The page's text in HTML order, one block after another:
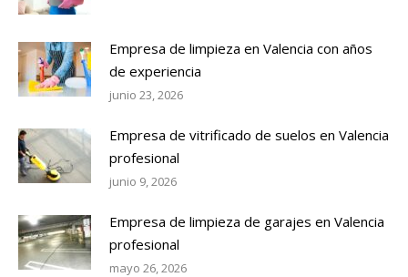
Empresa de limpieza en Valencia con años
de experiencia
junio 23, 2026
Empresa de vitrificado de suelos en Valencia
profesional
junio 9, 2026
Empresa de limpieza de garajes en Valencia
profesional
mayo 26, 2026